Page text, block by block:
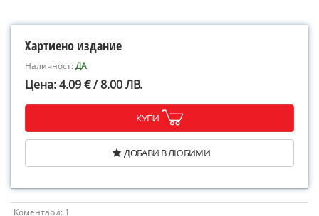
Хартиено издание
Наличност:ДА
Цена: 4.09 € / 8.00 ЛВ.
КУПИ
ДОБАВИ В ЛЮБИМИ
Коментари: 1